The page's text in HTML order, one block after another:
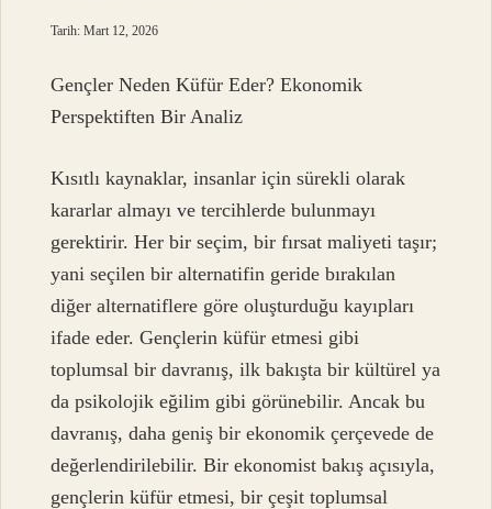
Tarih: Mart 12, 2026
Gençler Neden Küfür Eder? Ekonomik
Perspektiften Bir Analiz
Kısıtlı kaynaklar, insanlar için sürekli olarak
kararlar almayı ve tercihlerde bulunmayı
gerektirir. Her bir seçim, bir fırsat maliyeti taşır;
yani seçilen bir alternatifin geride bırakılan
diğer alternatiflere göre oluşturduğu kayıpları
ifade eder. Gençlerin küfür etmesi gibi
toplumsal bir davranış, ilk bakışta bir kültürel ya
da psikolojik eğilim gibi görünebilir. Ancak bu
davranış, daha geniş bir ekonomik çerçevede de
değerlendirilebilir. Bir ekonomist bakış açısıyla,
gençlerin küfür etmesi, bir çeşit toplumsal